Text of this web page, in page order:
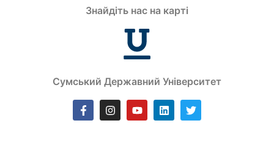
Знайдіть нас на карті
Сумський Державний Університет